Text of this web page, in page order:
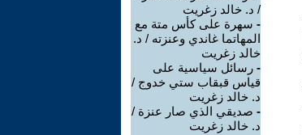
/ د. خالد زغريت
- سهرة على كأس متة مع
المهاتما غاندي وعنزته / د.
خالد زغريت
- رسائل سياسية على
قياس قبقاب ستي خدوج /
د. خالد زغريت
- صديقي الذي صار عنزة /
د. خالد زغريت